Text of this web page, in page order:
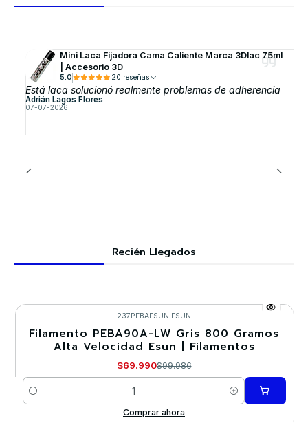
Mini Laca Fijadora Cama Caliente Marca 3Dlac 75ml
| Accesorio 3D
5.0 20 reseñas
Está laca solucionó realmente problemas de adherencia
Adrián Lagos Flores
07-07-2026
Recién Llegados
-30%
237PEBAESUN ESUN
Filamento PEBA90A-LW Gris 800 Gramos
Alta Velocidad Esun | Filamentos
$69.990$99.986
Cantidad
Comprar ahora